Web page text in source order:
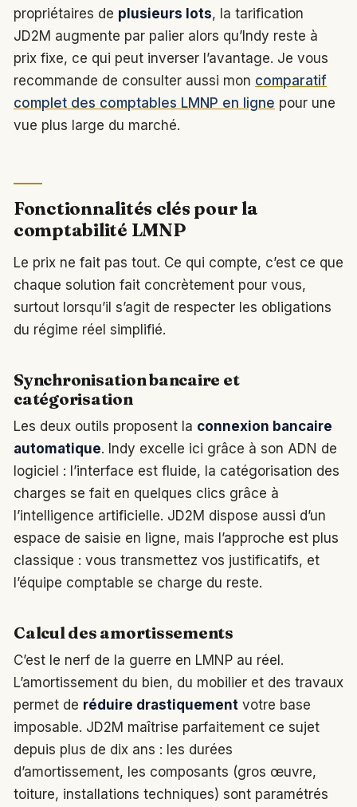
propriétaires de plusieurs lots, la tarification
JD2M augmente par palier alors qu’Indy reste à
prix fixe, ce qui peut inverser l’avantage. Je vous
recommande de consulter aussi mon comparatif
complet des comptables LMNP en ligne pour une
vue plus large du marché.
Fonctionnalités clés pour la
comptabilité LMNP
Le prix ne fait pas tout. Ce qui compte, c’est ce que
chaque solution fait concrètement pour vous,
surtout lorsqu’il s’agit de respecter les obligations
du régime réel simplifié.
Synchronisation bancaire et
catégorisation
Les deux outils proposent la connexion bancaire
automatique. Indy excelle ici grâce à son ADN de
logiciel : l’interface est fluide, la catégorisation des
charges se fait en quelques clics grâce à
l’intelligence artificielle. JD2M dispose aussi d’un
espace de saisie en ligne, mais l’approche est plus
classique : vous transmettez vos justificatifs, et
l’équipe comptable se charge du reste.
Calcul des amortissements
C’est le nerf de la guerre en LMNP au réel.
L’amortissement du bien, du mobilier et des travaux
permet de réduire drastiquement votre base
imposable. JD2M maîtrise parfaitement ce sujet
depuis plus de dix ans : les durées
d’amortissement, les composants (gros œuvre,
toiture, installations techniques) sont paramétrés